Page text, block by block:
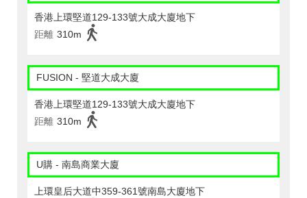
香港上環堅道129-133號大成大廈地下
距離 310m
FUSION - 堅道大成大廈
香港上環堅道129-133號大成大廈地下
距離 310m
U購 - 南島商業大廈
上環皇后大道中359-361號南島大廈地下